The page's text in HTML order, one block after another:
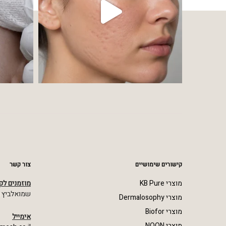
קישורים שימושיים
מוצרי KB Pure
מוצרי Dermalosophy
מוצרי Biofor
צור קשר
מוזמנים
שמואלביץ מרדכי
אימייל